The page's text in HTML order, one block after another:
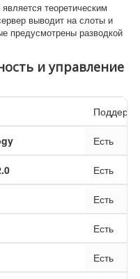
теоретическим
выводит на слоты и
предусмотрены разводкой
и управление
Есть
Есть
Есть
Есть
Есть